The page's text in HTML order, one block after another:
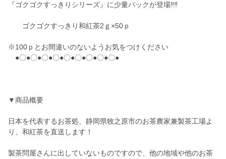
『ゴクゴクすっきりシリーズ』に少量パックが登場‼‼
ゴクゴクすっきり和紅茶2ｇ×50ｐ
※100ｐとお間違いのないようお気をつけください
●〇●〇●〇●〇●〇●〇●〇●〇●〇●
▼商品概要
日本を代表するお茶処、静岡県牧之原市のお茶農家兼製茶工場よ
り、和紅茶を直送します！
製茶問屋さんに出していないものですので、他の地域や他のお茶